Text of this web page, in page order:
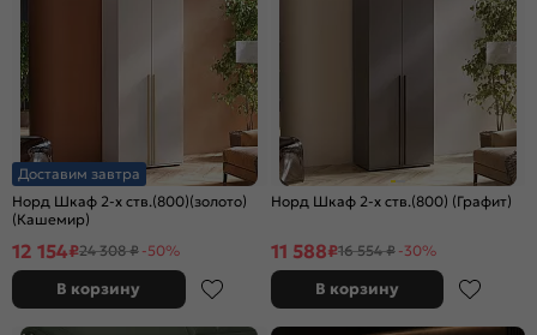
Доставим завтра
Норд Шкаф 2-х ств.(800)(золото)
(Кашемир)
12 154₽24 308 ₽ -50%
В корзину
Норд Шкаф 2-х ств.(800) (Графит)
11 588₽16 554 ₽ -30%
В корзину